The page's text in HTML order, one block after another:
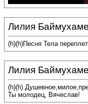
Лилия
(h)(h)Песня Тела
Лилия
(h)(h)
Ты молодец, Вячеслав!